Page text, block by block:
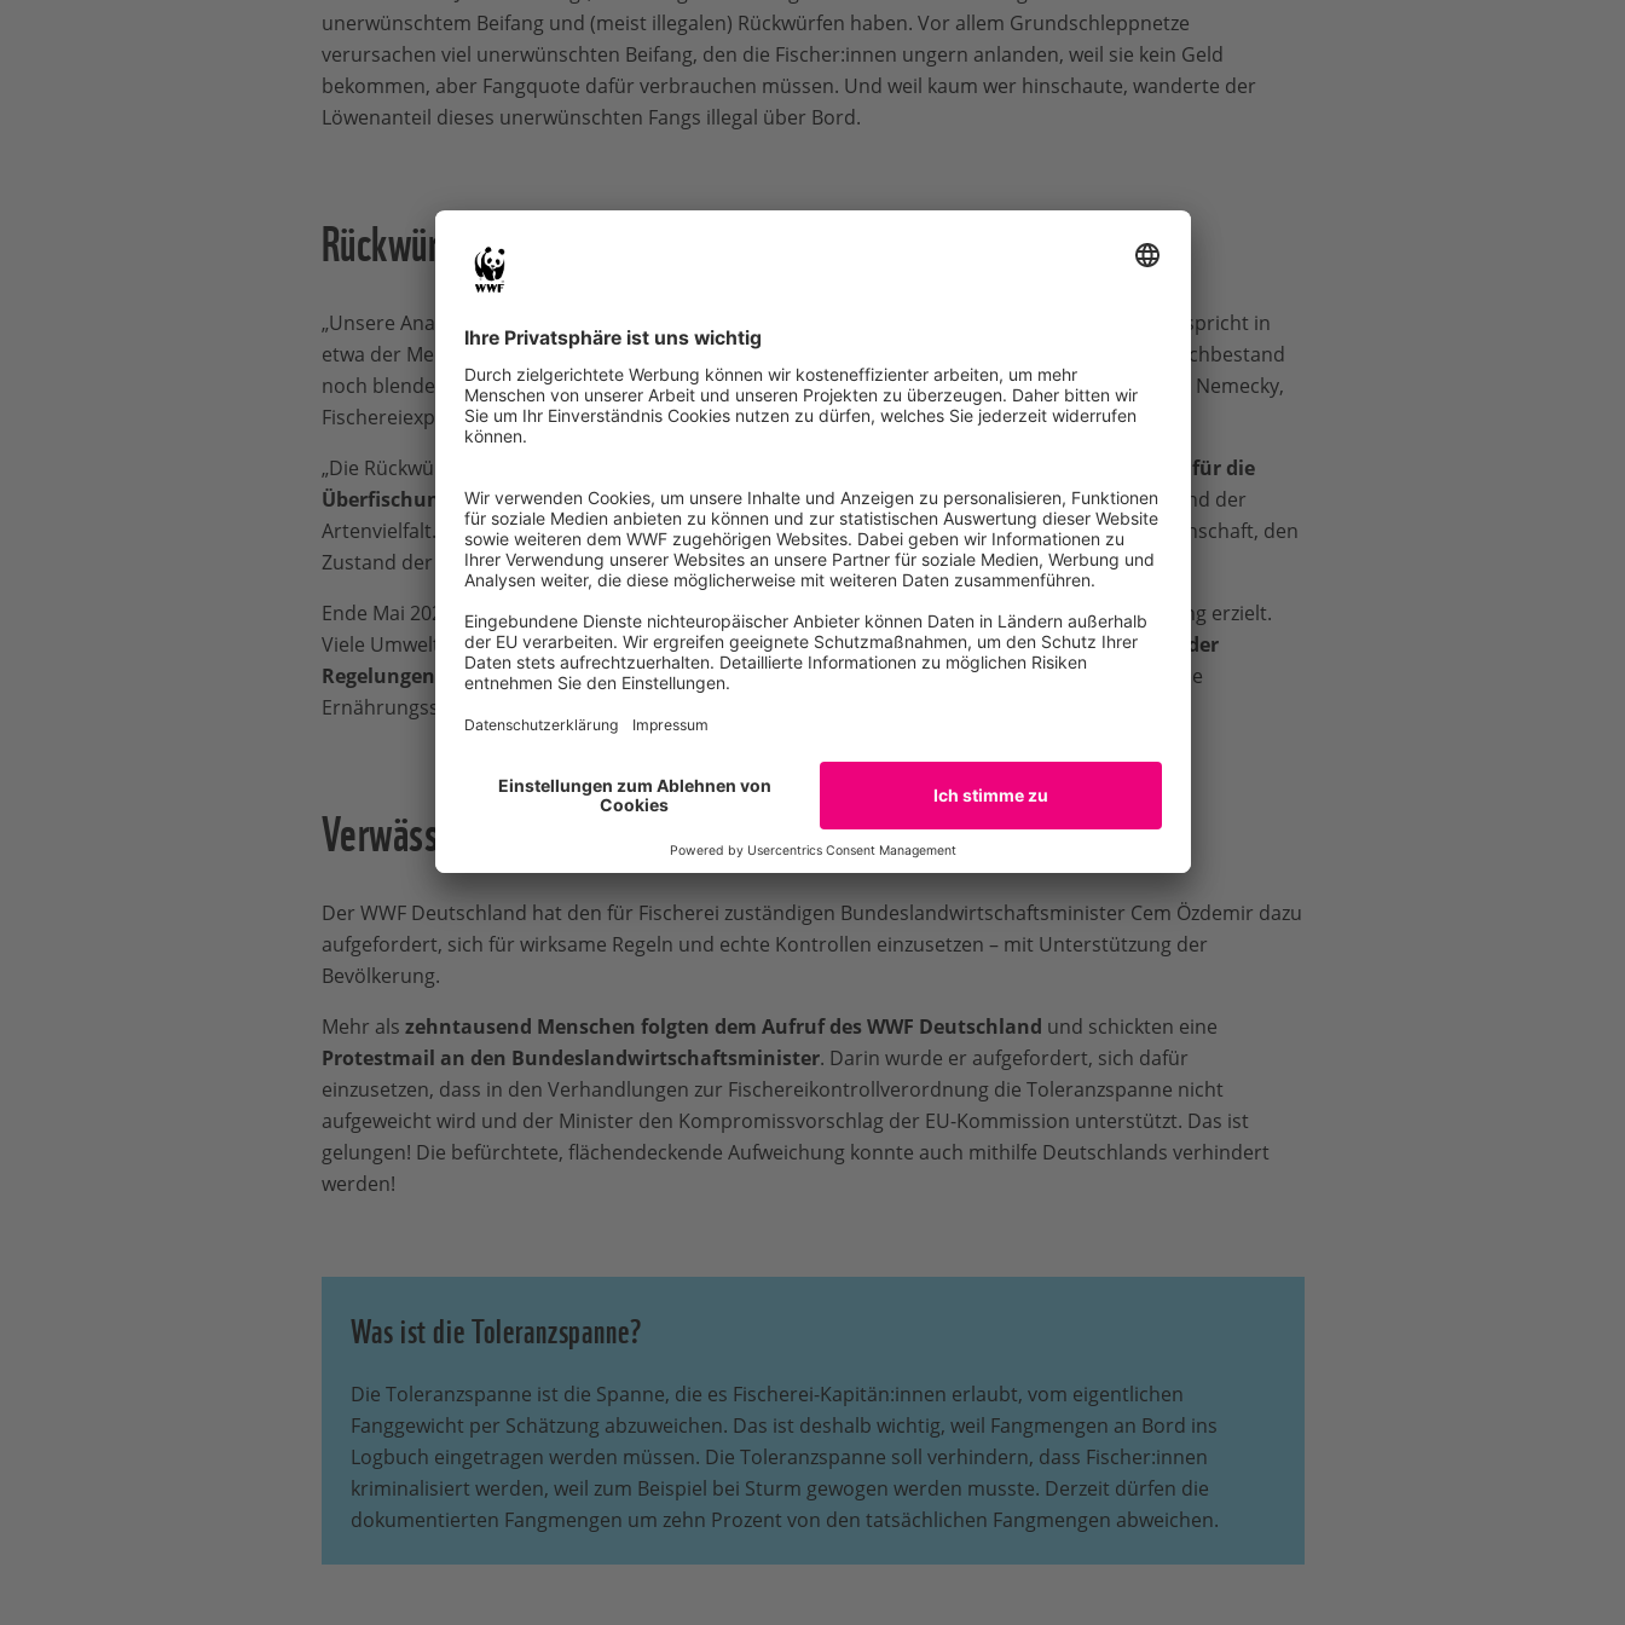
unerwünschtem Beifang und (meist illegalen) Rückwürfen haben. Vor allem Grundschleppnetze
verursachen viel unerwünschten Beifang, den die Fischer:innen ungern anlanden, weil sie kein Geld
bekommen, aber Fangquote dafür verbrauchen müssen. Und weil kaum wer hinschaute, wanderte der
Löwenanteil dieses unerwünschten Fangs illegal über Bord.
Rückwürfe sind Verschwendung!
„Unsere Analyse zeigt, dass in 2019 rund 230.000 Tonnen Rückwürfe gemeldet wurden. Das entspricht in
etwa der Menge Kabeljau, die Anfang der 1970er Jahre in der Nordsee schwamm, als es dem Fischbestand
noch blendend ging. Die Dunkelziffer liegt laut EU-Kontrollbehörden deutlich höher“, sagt Stella Nemecky,
Fischereiexpertin beim WWF Deutschland.
„Die Rückwürfe sind nicht nur eine
Grund für die
Überfischung der europäischen Meere . Sie schaden den Fischbeständen, den Ökosystemen und der
Artenvielfalt. Außerdem reißen sie Lücken in die Fischereistatistik und erschweren es der Wissenschaft, den
Zustand der Fischbestände richtig einzuschätzen.“
Ende Mai 2023 hat die EU eine Einigung über die Neufassung der EU-Fischereikontrollverordnung erzielt.
Viele Umweltverbände, darunter auch der WWF Deutschland, befürchteten eineAufweichung der
Regelungen mit gravierenden Folgenfür die Meere und Meerestiere – und letztlich auch für die
Ernährungssicherheit der Menschen.
Verwässerung der Verordnung erfolgreich verhindert!
Der WWF Deutschland hat den für Fischerei zuständigen Bundeslandwirtschaftsminister Cem Özdemir dazu
aufgefordert, sich für wirksame Regeln und echte Kontrollen einzusetzen – mit Unterstützung der
Bevölkerung.
Mehr als zehntausend Menschen folgten dem Aufruf des WWF Deutschland und schickten eine
Protestmail an den Bundeslandwirtschaftsminister. Darin wurde er aufgefordert, sich dafür
einzusetzen, dass in den Verhandlungen zur Fischereikontrollverordnung die Toleranzspanne nicht
aufgeweicht wird und der Minister den Kompromissvorschlag der EU-Kommission unterstützt. Das ist
gelungen! Die befürchtete, flächendeckende Aufweichung konnte auch mithilfe Deutschlands verhindert
werden!
Was ist die Toleranzspanne?
Die Toleranzspanne ist die Spanne, die es Fischerei-Kapitän:innen erlaubt, vom eigentlichen
Fanggewicht per Schätzung abzuweichen. Das ist deshalb wichtig, weil Fangmengen an Bord ins
Logbuch eingetragen werden müssen. Die Toleranzspanne soll verhindern, dass Fischer:innen
kriminalisiert werden, weil zum Beispiel bei Sturm gewogen werden musste. Derzeit dürfen die
dokumentierten Fangmengen um zehn Prozent von den tatsächlichen Fangmengen abweichen.